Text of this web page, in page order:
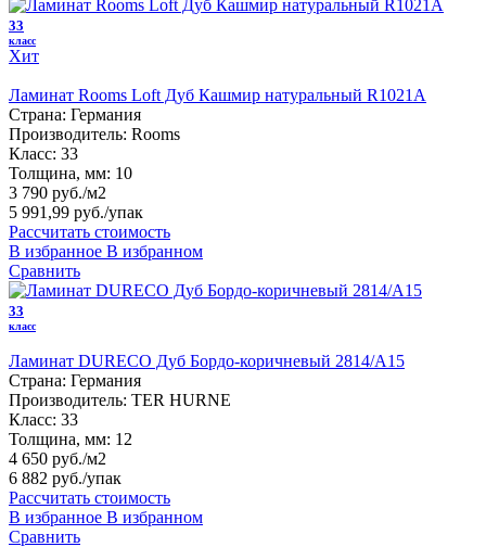
33
класс
Хит
Ламинат Rooms Loft Дуб Кашмир натуральный R1021A
Страна: Германия
Производитель: Rooms
Класс: 33
Толщина, мм: 10
3 790 руб./м2
5 991,99 руб./упак
Рассчитать стоимость
В избранное В избранном
Сравнить
33
класс
Ламинат DURECO Дуб Бордо-коричневый 2814/A15
Страна: Германия
Производитель: TER HURNE
Класс: 33
Толщина, мм: 12
4 650 руб./м2
6 882 руб./упак
Рассчитать стоимость
В избранное В избранном
Сравнить